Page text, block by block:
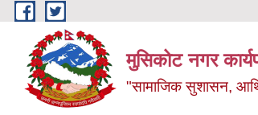
Skip to main content
मुसिकोट नगर
"सामाजिक सुशासन,